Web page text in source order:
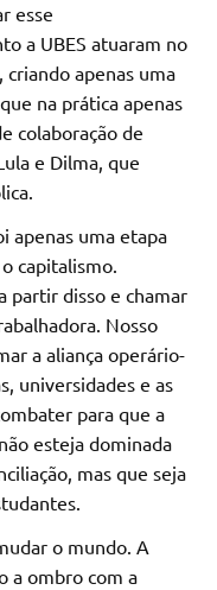
esse
a UBES atuaram no
apenas uma
na prática apenas
colaboração de
e Dilma, que
apenas uma etapa
capitalismo.
partir disso e chamar
Nosso
a aliança operário-
universidades e as
para que a
esteja dominada
mas que seja
o mundo. A
a ombro com a